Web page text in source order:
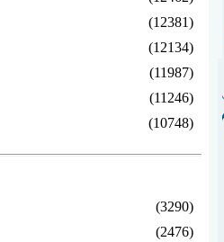
(12381)
(12134)
(11987)
(11246)
(10748)
(3290)
(2476)